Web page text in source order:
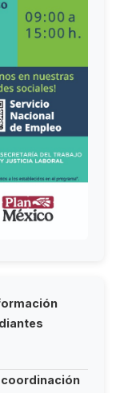
coordinación